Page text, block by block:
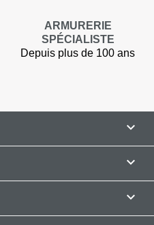
ARMURERIE
SPÉCIALISTE
Depuis plus de 100 ans


